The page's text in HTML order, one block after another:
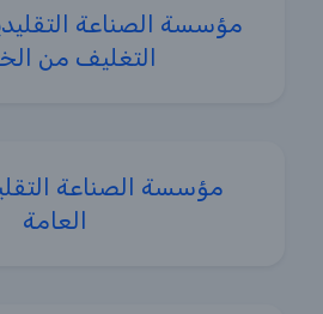
مؤسسة الصناعة
التغليف من
مؤسسة الصناعة
العامة